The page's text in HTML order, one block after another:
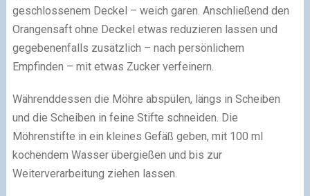
geschlossenem Deckel – weich garen. Anschließend den
Orangensaft ohne Deckel etwas reduzieren lassen und
gegebenenfalls zusätzlich – nach persönlichem
Empfinden – mit etwas Zucker verfeinern.
Währenddessen die Möhre abspülen, längs in Scheiben
und die Scheiben in feine Stifte schneiden. Die
Möhrenstifte in ein kleines Gefäß geben, mit 100 ml
kochendem Wasser übergießen und bis zur
Weiterverarbeitung ziehen lassen.